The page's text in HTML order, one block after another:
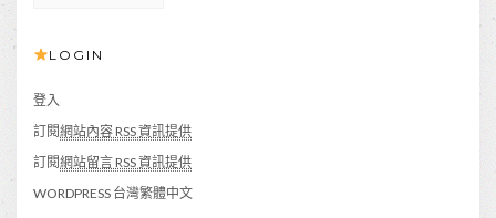
間
擇
LOGIN
登入
訂閱網站內容 RSS 資訊提供
訂閱網站留言 RSS 資訊提供
WORDPRESS 台灣繁體中文